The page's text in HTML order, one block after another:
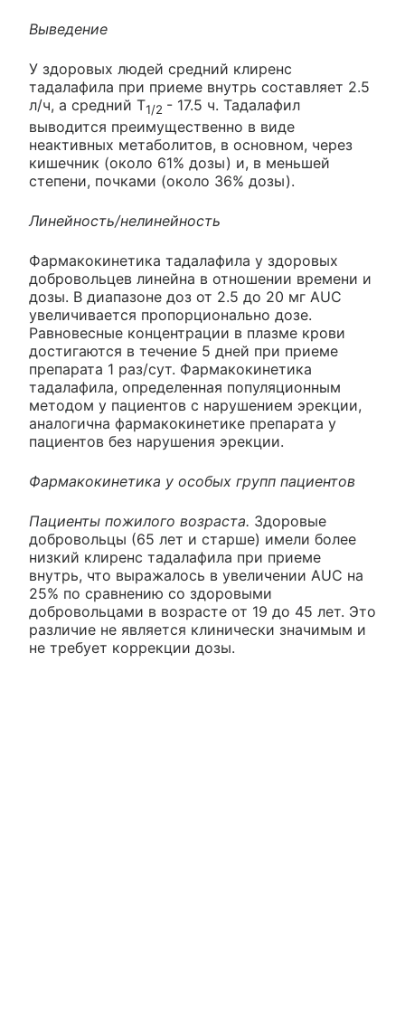
Выведение
У здоровых людей средний клиренс
тадалафила при приеме внутрь составляет 2.5
л/ч, а средний Т1/2 - 17.5 ч. Тадалафил
выводится преимущественно в виде
неактивных метаболитов, в основном, через
кишечник (около 61% дозы) и, в меньшей
степени, почками (около 36% дозы).
Линейность/нелинейность
Фармакокинетика тадалафила у здоровых
добровольцев линейна в отношении времени и
дозы. В диапазоне доз от 2.5 до 20 мг AUC
увеличивается пропорционально дозе.
Равновесные концентрации в плазме крови
достигаются в течение 5 дней при приеме
препарата 1 раз/сут. Фармакокинетика
тадалафила, определенная популяционным
методом у пациентов с нарушением эрекции,
аналогична фармакокинетике препарата у
пациентов без нарушения эрекции.
Фармакокинетика у особых групп пациентов
Пациенты пожилого возраста. Здоровые
добровольцы (65 лет и старше) имели более
низкий клиренс тадалафила при приеме
внутрь, что выражалось в увеличении AUC на
25% по сравнению со здоровыми
добровольцами в возрасте от 19 до 45 лет. Это
различие не является клинически значимым и
не требует коррекции дозы.